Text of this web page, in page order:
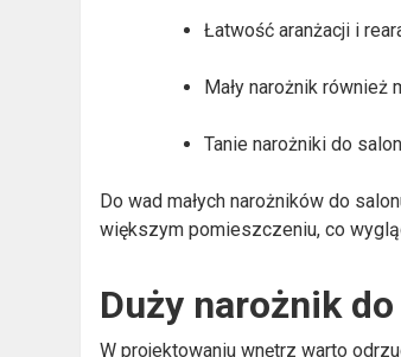
Łatwość aranżacji i
Mały narożnik również
Tanie narożniki do
Do wad małych narożników do
większym pomieszczeniu, co
Duży narożnik
W projektowaniu wnętrz warto